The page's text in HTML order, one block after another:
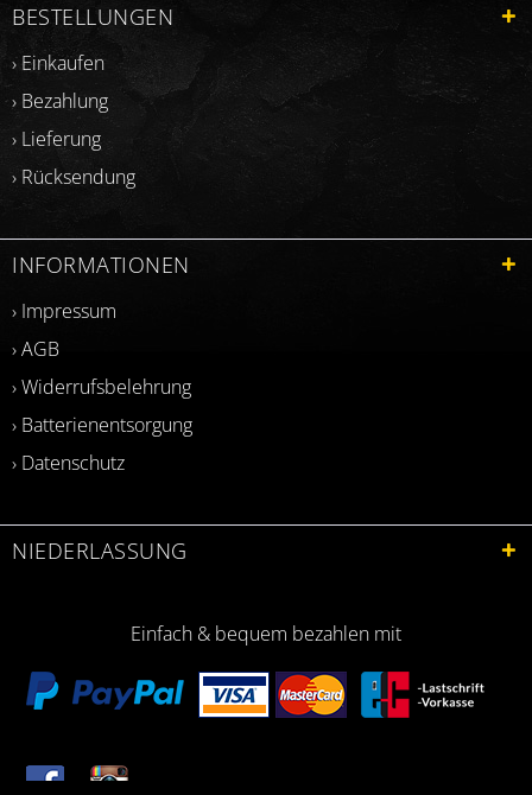
BESTELLUNGEN
› Einkaufen
› Bezahlung
› Lieferung
› Rücksendung
INFORMATIONEN
› Impressum
› AGB
› Widerrufsbelehrung
› Batterienentsorgung
› Datenschutz
NIEDERLASSUNG
Einfach & bequem bezahlen mit